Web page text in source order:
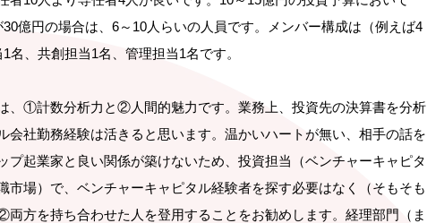
億円の場合は、6～10人らいの人員です。メンバー構成は（例えば4
、共創担当1名、管理担当1名です。
、①計数分析力と②人間的魅力です。業務上、投資先の決算書を分析
社勤務経験は活きると思います。温かいハートが無い、相手の話を
起業家と良い関係が築けないため、投資担当（ベンチャーキャピタ
場）で、ベンチャーキャピタル経験者を探す必要はなく（そもそも
方を持ち合わせた人を登用することをお勧めします。経理部門（ま